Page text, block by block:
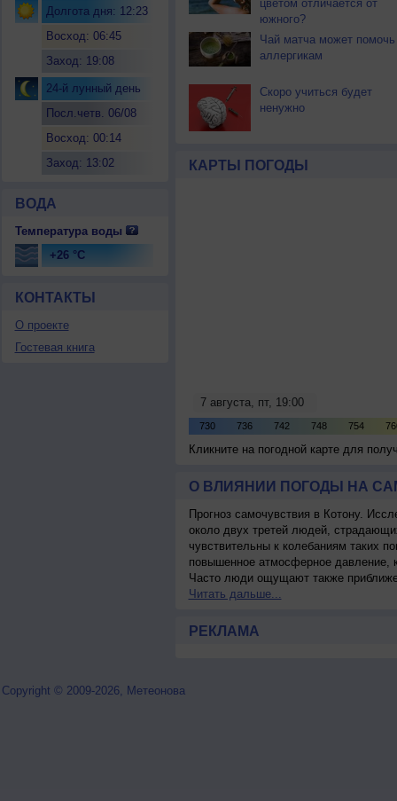
Долгота дня: 12:23
Восход: 06:45
Заход: 19:08
24-й лунный день
Посл.четв. 06/08
Восход: 00:14
Заход: 13:02
ВОДА
Температура воды
+26 °C
КОНТАКТЫ
О проекте
Гостевая книга
цветом отличается от
южного?
Чай матча может помочь
аллергикам
Скоро учиться будет
ненужно
КАРТЫ ПОГОДЫ
Кликните на погодной карте для
О ВЛИЯНИИ ПОГОДЫ НА
Прогноз самочувствия в Котону.
около двух третей людей,
чувствительны к колебаниям таких
повышенное атмосферное давление,
Часто люди ощущают также
Читать дальше...
РЕКЛАМА
Copyright © 2009-2026, Метеонова